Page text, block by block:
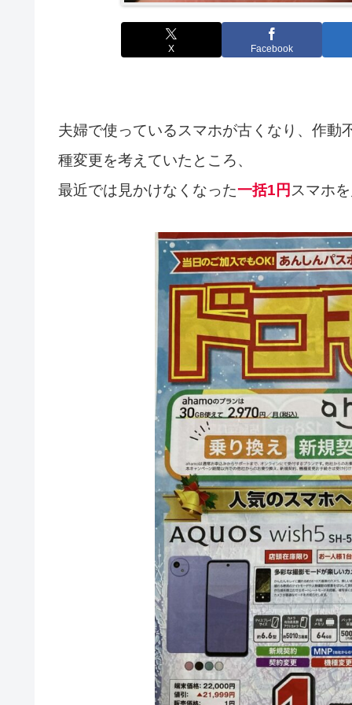
X Facebook
夫婦で使っているスマホが古くなり、作動
種変更を考えていたところ、
最近では見かけなくなった一括1円 スマホ